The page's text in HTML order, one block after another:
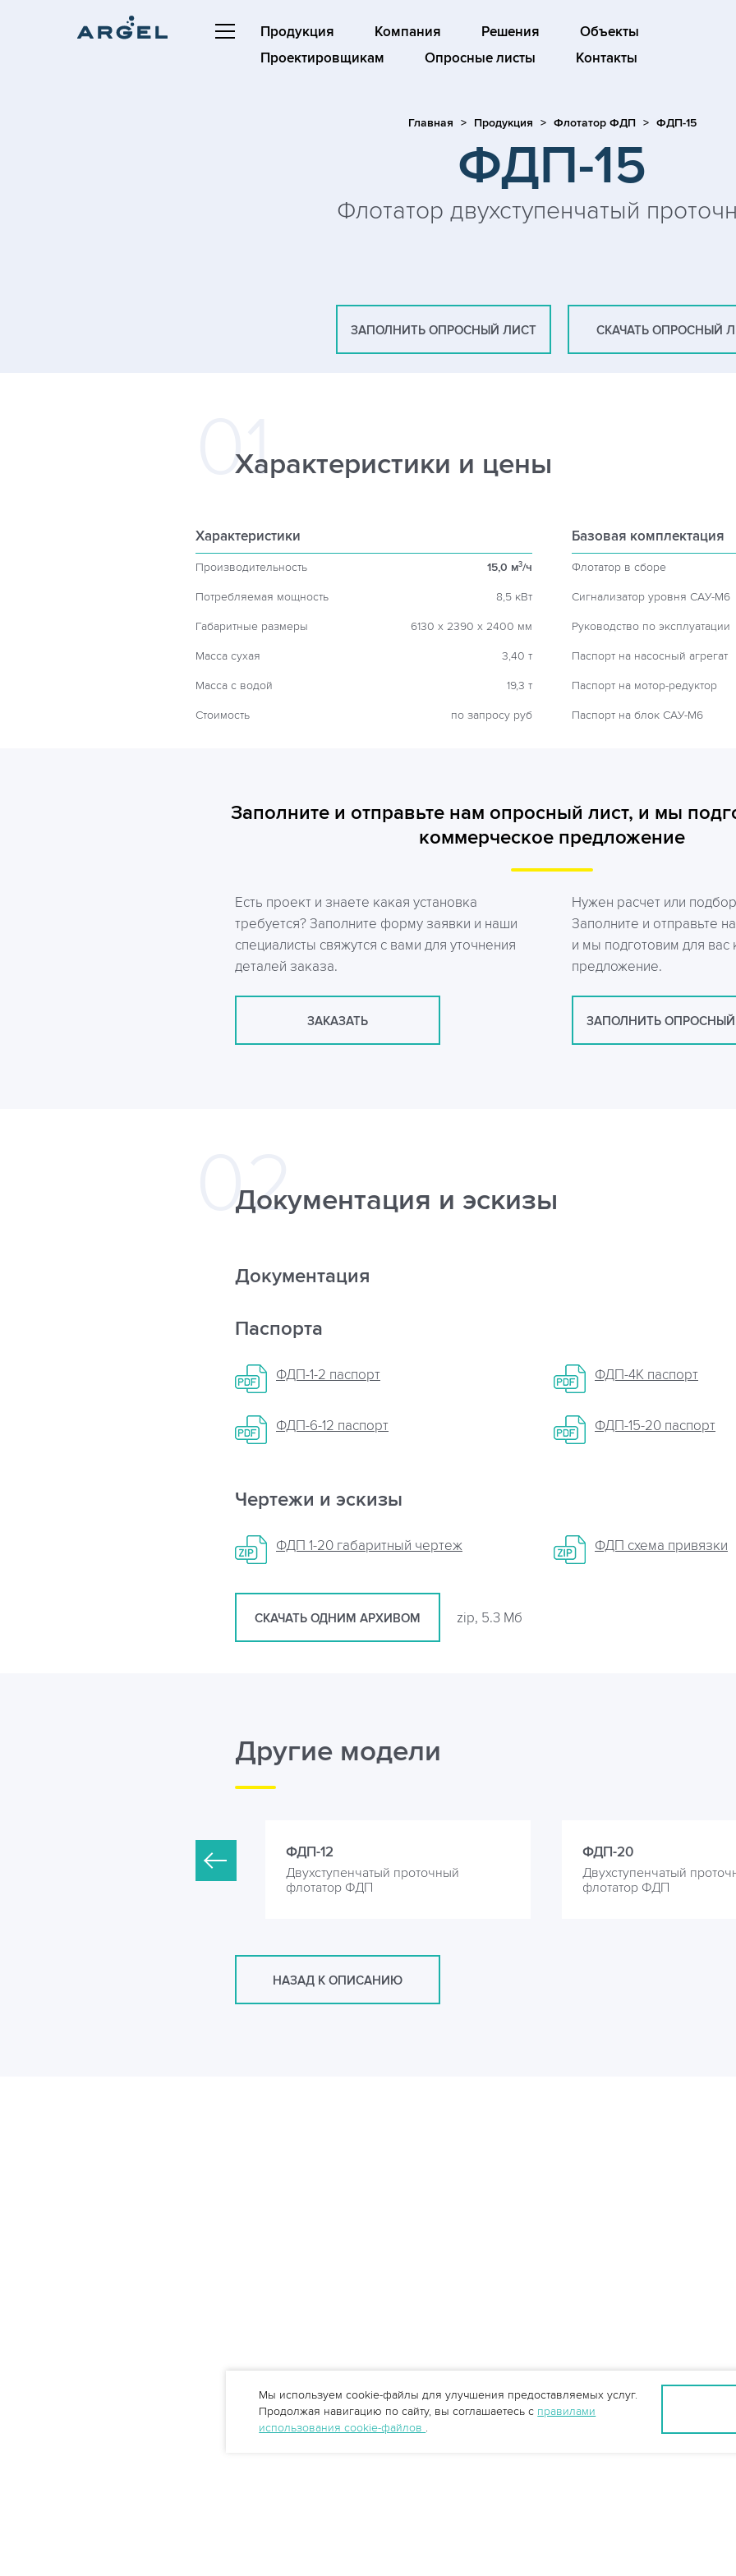
Продукция Компания Решения
Объекты
Проектировщикам
Опросные листы Контакты
Главная Продукция Флотатор ФДП ФДП-15
ФДП-15
Флотатор двухступенчатый
ЗАПОЛНИТЬ ОПРОСНЫЙ ЛИСТ СКАЧАТЬ ОПРОСНЫЙ
Характеристики и цены
Характеристики
Производительность 15,0 м3/ч
Потребляемая мощность 8,5 кВт
Габаритные размеры 6130 х 2390 х 2400 мм
Масса сухая 3,40 т
Масса с водой 19,3 т
Стоимость по запросу руб
Базовая комплектация
Флотатор в сборе
Сигнализатор уровня САУ-М6
Руководство по эксплуатации
Паспорт на насосный агрегат
Паспорт на мотор-редуктор
Паспорт на блок САУ-М6
Заполните и отправьте нам опросный лист, и мы
коммерческое предложение
Есть проект и знаете какая установка
требуется? Заполните форму заявки и наши
специалисты свяжутся с вами для уточнения
деталей заказа.
ЗАКАЗАТЬ
Нужен расчет или
Заполните и отправьте
и мы подготовим для
предложение.
ЗАПОЛНИТЬ
Документация и эскизы
Документация
Паспорта
ФДП-1-2 паспорт ФДП-4К паспорт
ФДП-6-12 паспорт ФДП-15-20 паспорт
Чертежи и эскизы
ФДП 1-20 габаритный чертеж ФДП схема привязки
СКАЧАТЬ ОДНИМ АРХИВОМ zip, 5.3 Мб
Другие модели
ФДП-12
Двухступенчатый проточный
флотатор ФДП
ФДП-20
Двухступенчатый
флотатор ФДП
НАЗАД К ОПИСАНИЮ
Мы используем cookie-файлы для улучшения предоставляемых услуг.
Продолжая навигацию по сайту, вы соглашаетесь с правилами
использования cookie-файлов .